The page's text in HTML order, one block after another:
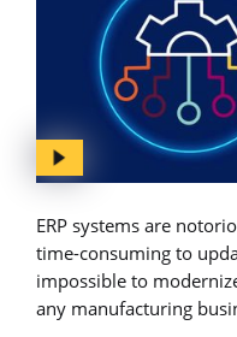
ERP systems are
time-consuming to
impossible to
any manufacturing